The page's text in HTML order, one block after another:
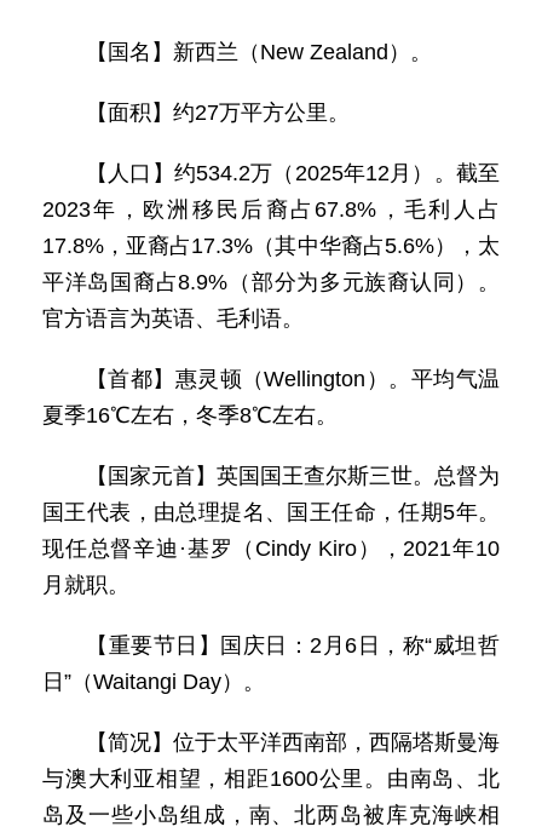
【国名】新西兰（New Zealand）。
【面积】约27万平方公里。
【人口】约534.2万（2025年12月）。截至
2023年，欧洲移民后裔占67.8%，毛利人占
17.8%，亚裔占17.3%（其中华裔占5.6%），太
平洋岛国裔占8.9%（部分为多元族裔认同）。
官方语言为英语、毛利语。
【首都】惠灵顿（Wellington）。平均气温
夏季16℃左右，冬季8℃左右。
【国家元首】英国国王查尔斯三世。总督为
国王代表，由总理提名、国王任命，任期5年。
现任总督辛迪·基罗（Cindy Kiro），2021年10
月就职。
【重要节日】国庆日：2月6日，称“威坦哲
日”（Waitangi Day）。
【简况】位于太平洋西南部，西隔塔斯曼海
与澳大利亚相望，相距1600公里。由南岛、北
岛及一些小岛组成，南、北两岛被库克海峡相